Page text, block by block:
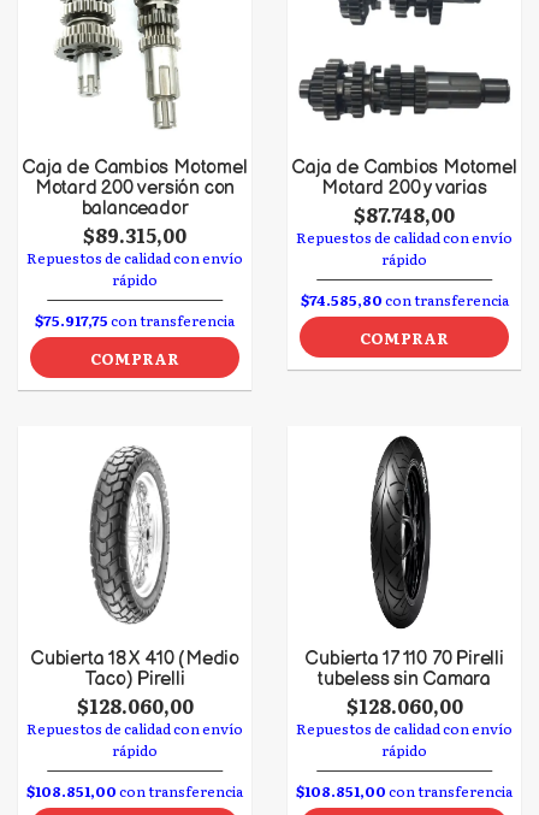
Caja de Cambios Motomel
Motard 200 versión con
balanceador
$89.315,00
Repuestos de calidad con envío
rápido
$75.917,75con transferencia
COMPRAR
Caja de Cambios Motomel
Motard 200 y varias
$87.748,00
Repuestos de calidad con envío
rápido
$74.585,80con transferencia
COMPRAR
Cubierta 18 X 410 (Medio
Taco) Pirelli
$128.060,00
Repuestos de calidad con envío
rápido
$108.851,00con transferencia
Cubierta 17 110 70 Pirelli
tubeless sin Camara
$128.060,00
Repuestos de calidad con envío
rápido
$108.851,00con transferencia